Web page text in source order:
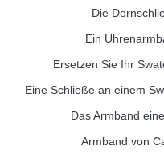
Die
Ein
Ersetzen Sie Ihr
Eine Schließe an einem
Das Armband
Armband von